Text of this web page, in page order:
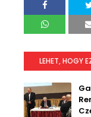
LEHET, HOGY